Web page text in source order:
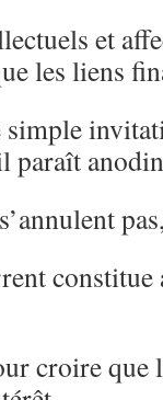
et
les liens
simple
paraît
croire que